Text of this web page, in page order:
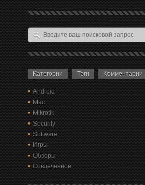
Категории Тэги Комментарии
Android
Mac
Mikrotik
Security
Software
Игры
Обзоры
Отвлеченное